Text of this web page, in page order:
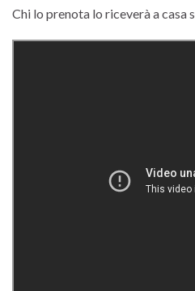
Chi lo prenota lo riceverà a casa